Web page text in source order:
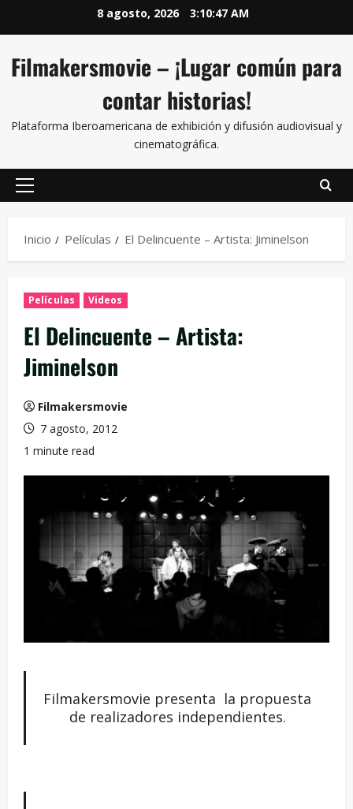
8 agosto, 2026 3:10:48 AM
Filmakersmovie – ¡Lugar común para
contar historias!
Plataforma Iberoamericana de exhibición y difusión audiovisual y
cinematográfica.
Inicio Películas El Delincuente – Artista: Jiminelson
Películas Videos
El Delincuente – Artista:
Jiminelson
Filmakersmovie
7 agosto, 2012
1 minute read
Filmakersmovie presenta la propuesta
de realizadores independientes.